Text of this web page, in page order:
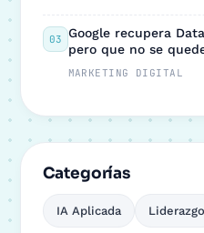
03 Google recupera
pero que no se
MARKETING DIGITAL
Categorías
IA Aplicada Liderazgo